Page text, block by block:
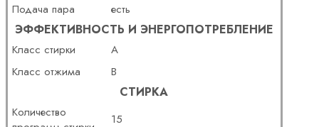
Подача пара есть
ЭФФЕКТИВНОСТЬ И ЭНЕРГОПОТРЕБЛЕНИЕ
Класс стирки
A
Класс отжима
B
СТИРКА
Количество
15